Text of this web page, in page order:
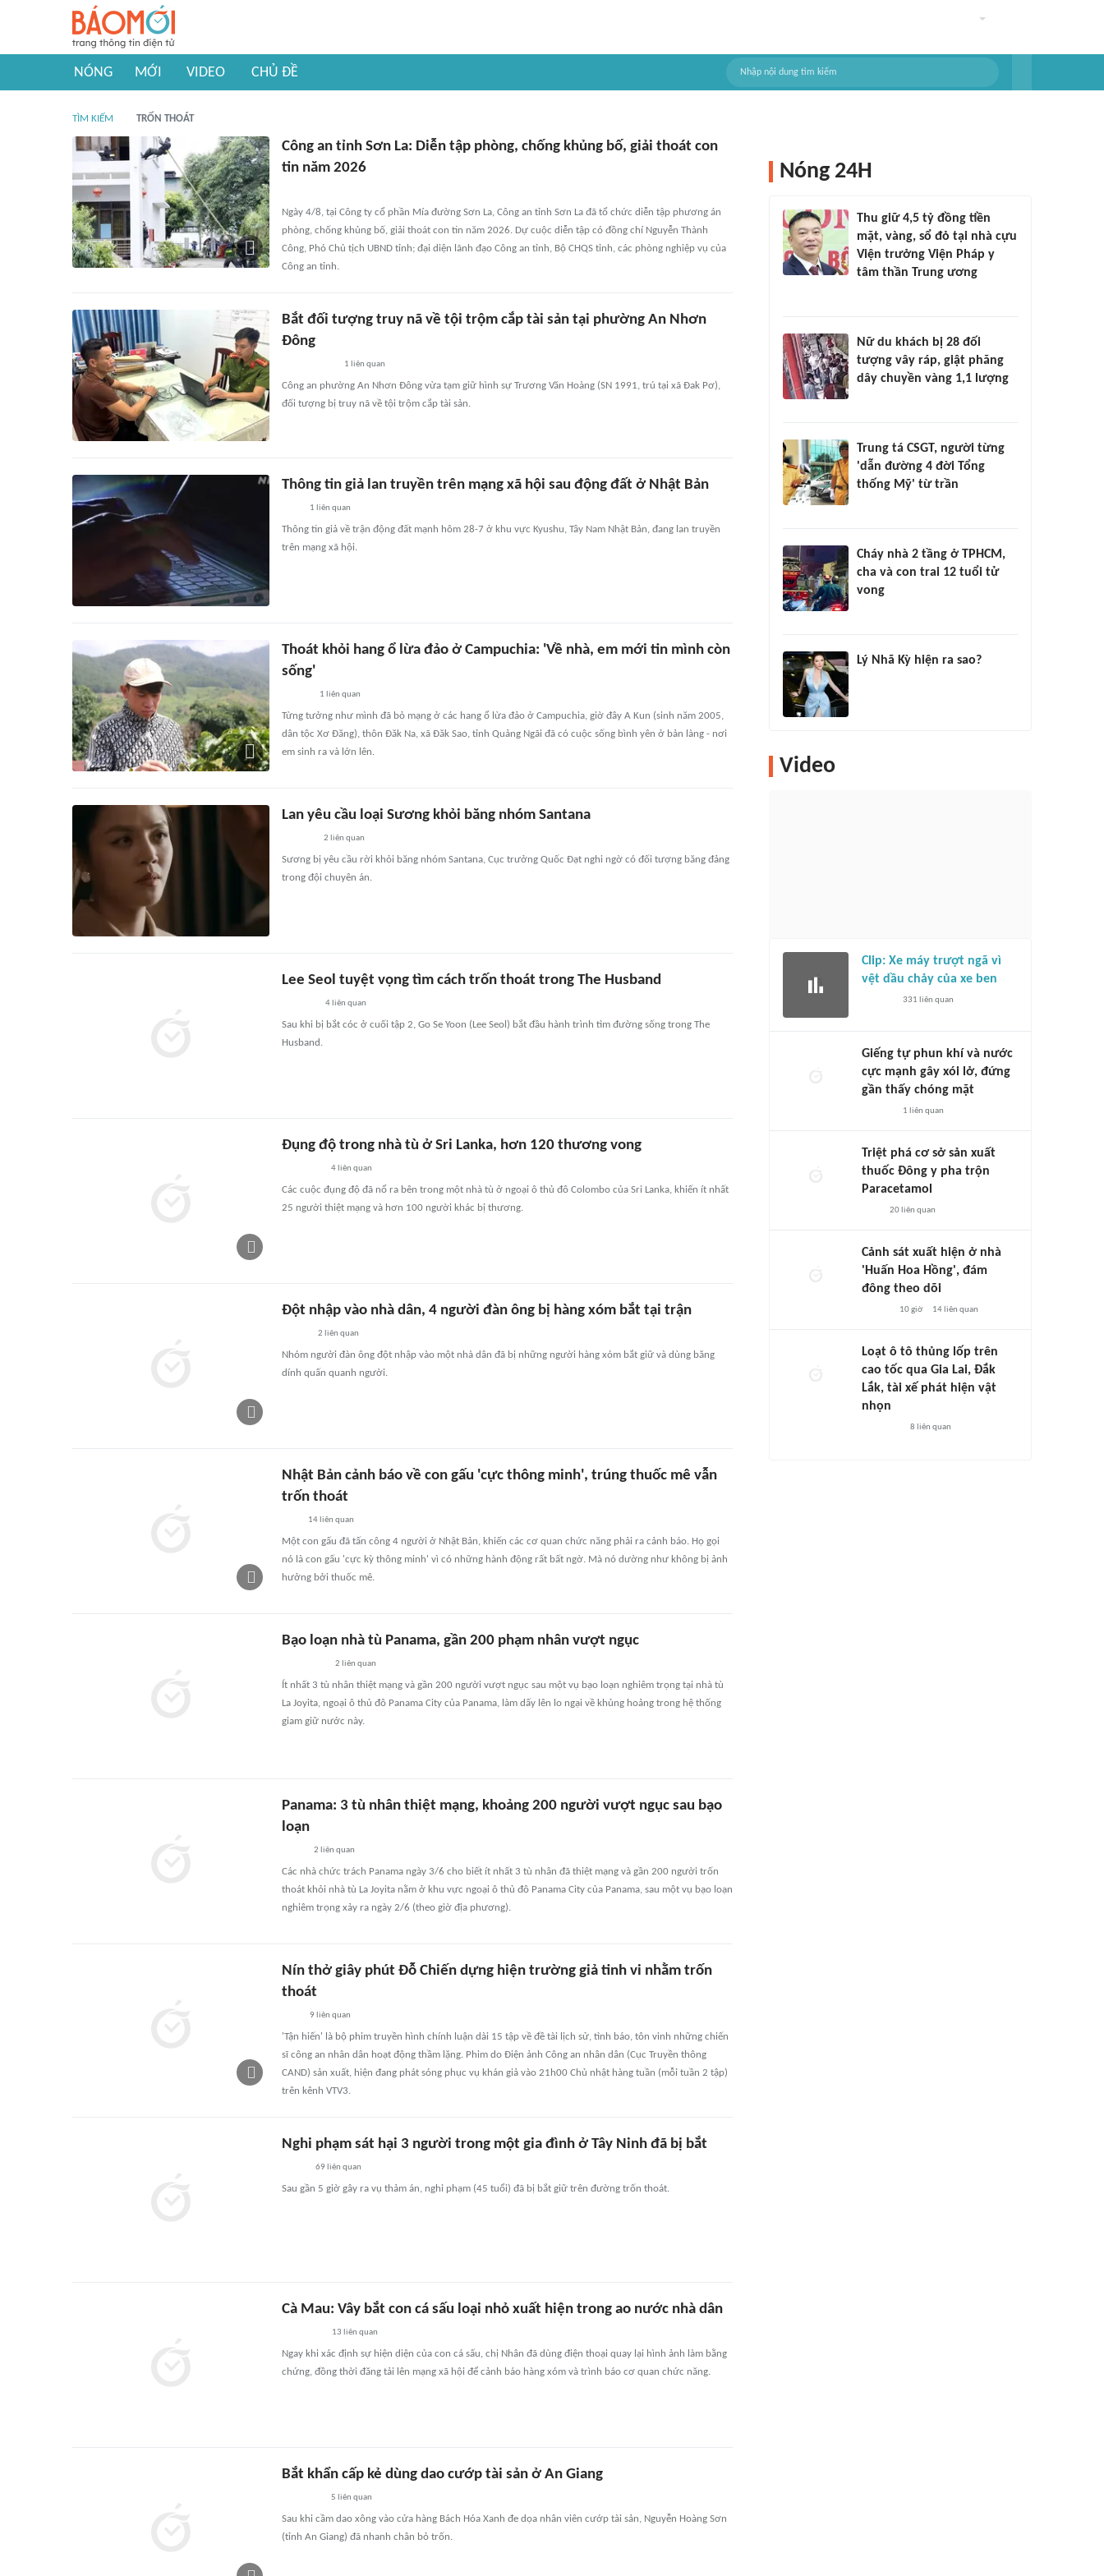
NÓNG MỚI VIDEO CHỦ ĐỀ
TÌM KIẾM TRỐN THOÁT
Công an tỉnh Sơn La: Diễn tập phòng, chống khủng bố, giải thoát con
tin năm 2026
Ngày 4/8, tại Công ty cổ phần Mía đường Sơn La, Công an tỉnh Sơn La đã tổ chức diễn tập phương án
phòng, chống khủng bố, giải thoát con tin năm 2026. Dự cuộc diễn tập có đồng chí Nguyễn Thành
Công, Phó Chủ tịch UBND tỉnh; đại diện lãnh đạo Công an tỉnh, Bộ CHQS tỉnh, các phòng nghiệp vụ của
Công an tỉnh.
Bắt đối tượng truy nã về tội trộm cắp tài sản tại phường An Nhơn
Đông
1 liên quan
Công an phường An Nhơn Đông vừa tạm giữ hình sự Trương Văn Hoàng (SN 1991, trú tại xã Đak Pơ),
đối tượng bị truy nã về tội trộm cắp tài sản.
Thông tin giả lan truyền trên mạng xã hội sau động đất ở Nhật Bản
1 liên quan
Thông tin giả về trận động đất mạnh hôm 28-7 ở khu vực Kyushu, Tây Nam Nhật Bản, đang lan truyền
trên mạng xã hội.
Thoát khỏi hang ổ lừa đảo ở Campuchia: 'Về nhà, em mới tin mình còn
sống'
1 liên quan
Từng tưởng như mình đã bỏ mạng ở các hang ổ lừa đảo ở Campuchia, giờ đây A Kun (sinh năm 2005,
dân tộc Xơ Đăng), thôn Đăk Na, xã Đăk Sao, tỉnh Quảng Ngãi đã có cuộc sống bình yên ở bản làng - nơi
em sinh ra và lớn lên.
Lan yêu cầu loại Sương khỏi băng nhóm Santana
2 liên quan
Sương bị yêu cầu rời khỏi băng nhóm Santana, Cục trưởng Quốc Đạt nghi ngờ có đối tượng băng đảng
trong đội chuyên án.
Lee Seol tuyệt vọng tìm cách trốn thoát trong The Husband
4liên quan
Sau khi bị bắt cóc ở cuối tập 2, Go Se Yoon (Lee Seol) bắt đầu hành trình tìm đường sống trong The
Husband.
Đụng độ trong nhà tù ở Sri Lanka, hơn 120 thương vong
4 liên quan
Các cuộc đụng độ đã nổ ra bên trong một nhà tù ở ngoại ô thủ đô Colombo của Sri Lanka, khiến ít nhất
25 người thiệt mạng và hơn 100 người khác bị thương.
Đột nhập vào nhà dân, 4 người đàn ông bị hàng xóm bắt tại trận
2 liên quan
Nhóm người đàn ông đột nhập vào một nhà dân đã bị những người hàng xóm bắt giữ và dùng băng
dính quấn quanh người.
Nhật Bản cảnh báo về con gấu 'cực thông minh', trúng thuốc mê vẫn
trốn thoát
14 liên quan
Một con gấu đã tấn công 4 người ở Nhật Bản, khiến các cơ quan chức năng phải ra cảnh báo. Họ gọi
nó là con gấu 'cực kỳ thông minh' vì có những hành động rất bất ngờ. Mà nó dường như không bị ảnh
hưởng bởi thuốc mê.
Bạo loạn nhà tù Panama, gần 200 phạm nhân vượt ngục
2 liên quan
Ít nhất 3 tù nhân thiệt mạng và gần 200 người vượt ngục sau một vụ bạo loạn nghiêm trọng tại nhà tù
La Joyita, ngoại ô thủ đô Panama City của Panama, làm dấy lên lo ngại về khủng hoảng trong hệ thống
giam giữ nước này.
Panama: 3 tù nhân thiệt mạng, khoảng 200 người vượt ngục sau bạo
loạn
2 liên quan
Các nhà chức trách Panama ngày 3/6 cho biết ít nhất 3 tù nhân đã thiệt mạng và gần 200 người trốn
thoát khỏi nhà tù La Joyita nằm ở khu vực ngoại ô thủ đô Panama City của Panama, sau một vụ bạo loạn
nghiêm trọng xảy ra ngày 2/6 (theo giờ địa phương).
Nín thở giây phút Đỗ Chiến dựng hiện trường giả tinh vi nhằm trốn
thoát
9 liên quan
'Tận hiến' là bộ phim truyền hình chính luận dài 15 tập về đề tài lịch sử, tình báo, tôn vinh những chiến
sĩ công an nhân dân hoạt động thầm lặng. Phim do Điện ảnh Công an nhân dân (Cục Truyền thông
CAND) sản xuất, hiện đang phát sóng phục vụ khán giả vào 21h00 Chủ nhật hàng tuần (mỗi tuần 2 tập)
trên kênh VTV3.
Nghi phạm sát hại 3 người trong một gia đình ở Tây Ninh đã bị bắt
69 liên quan
Sau gần 5 giờ gây ra vụ thảm án, nghi phạm (45 tuổi) đã bị bắt giữ trên đường trốn thoát.
Cà Mau: Vây bắt con cá sấu loại nhỏ xuất hiện trong ao nước nhà dân
13 liên quan
Ngay khi xác định sự hiện diện của con cá sấu, chị Nhân đã dùng điện thoại quay lại hình ảnh làm bằng
chứng, đồng thời đăng tải lên mạng xã hội để cảnh báo hàng xóm và trình báo cơ quan chức năng.
Bắt khẩn cấp kẻ dùng dao cướp tài sản ở An Giang
5 liên quan
Sau khi cầm dao xông vào cửa hàng Bách Hóa Xanh đe dọa nhân viên cướp tài sản, Nguyễn Hoàng Sơn
(tỉnh An Giang) đã nhanh chân bỏ trốn.
Nóng 24H
Thu giữ 4,5 tỷ đồng tiền
mặt, vàng, sổ đỏ tại nhà cựu
Viện trưởng Viện Pháp y
tâm thần Trung ương
Nữ du khách bị 28 đối
tượng vây ráp, giật phăng
dây chuyền vàng 1,1 lượng
Trung tá CSGT, người từng
'dẫn đường 4 đời Tổng
thống Mỹ' từ trần
Cháy nhà 2 tầng ở TPHCM,
cha và con trai 12 tuổi tử
vong
Lý Nhã Kỳ hiện ra sao?
Video
Clip: Xe máy trượt ngã vì
vệt dầu chảy của xe ben
331 liên quan
Giếng tự phun khí và nước
cực mạnh gây xói lở, đứng
gần thấy chóng mặt
1 liên quan
Triệt phá cơ sở sản xuất
thuốc Đông y pha trộn
Paracetamol
20liên quan
Cảnh sát xuất hiện ở nhà
'Huấn Hoa Hồng', đám
đông theo dõi
10 giờ 14liên quan
Loạt ô tô thủng lốp trên
cao tốc qua Gia Lai, Đắk
Lắk, tài xế phát hiện vật
nhọn
8 liên quan